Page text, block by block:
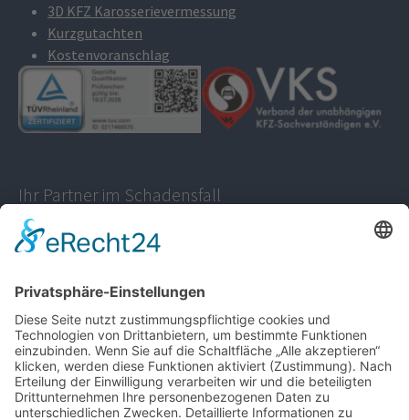
3D KFZ Karosserievermessung
Kurzgutachten
Kostenvoranschlag
Ihr Partner im Schadensfall
KFZ Sachverständigenbüro Voye
info@gutachter-voye.de
WhatsApp